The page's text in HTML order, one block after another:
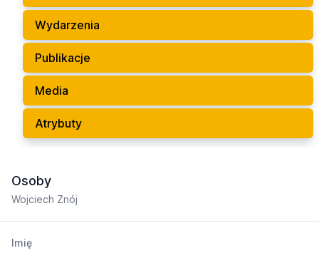
Wydarzenia
Publikacje
Media
Atrybuty
Osoby
Wojciech Znój
Imię